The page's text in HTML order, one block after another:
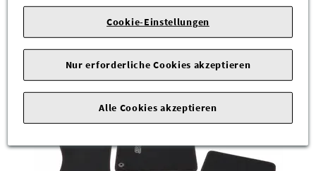
an den ...
81,80 €*
Cookie-Einstellungen
Nur erforderliche Cookies akzeptieren
Alle Cookies akzeptieren